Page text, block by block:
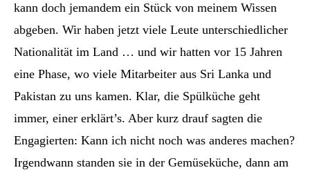
kann doch jemandem ein Stück von meinem Wissen
abgeben. Wir haben jetzt viele Leute unterschiedlicher
Nationalität im Land … und wir hatten vor 15 Jahren
eine Phase, wo viele Mitarbeiter aus Sri Lanka und
Pakistan zu uns kamen. Klar, die Spülküche geht
immer, einer erklärt’s. Aber kurz drauf sagten die
Engagierten: Kann ich nicht noch was anderes machen?
Irgendwann standen sie in der Gemüseküche, dann am